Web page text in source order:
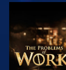
A SOROZAT
RÉSZEI